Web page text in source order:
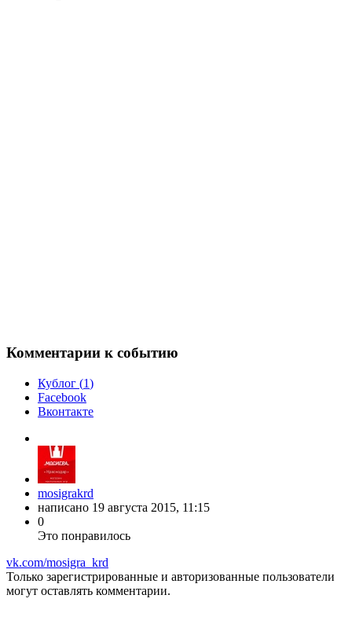
Комментарии к событию
Кублог (1)
Facebook
Вконтакте
mosigrakrd
написано 19 августа 2015, 11:15
0
Это понравилось
vk.com/mosigra_krd
Только зарегистрированные и авторизованные пользователи
могут оставлять комментарии.